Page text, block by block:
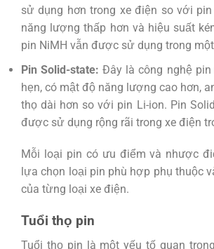
sử dụng hơn trong xe điện so với
năng lượng thấp hơn và hiệu suất
pin NiMH vẫn được sử dụng trong
Pin Solid-state: Đây là công nghệ
hẹn, có mật độ năng lượng cao hơn,
thọ dài hơn so với pin Li-ion. Pin
được sử dụng rộng rãi trong xe điện
Mỗi loại pin có ưu điểm và nhược
lựa chọn loại pin phù hợp phụ thuộc
của từng loại xe điện.
Tuổi thọ pin
Tuổi thọ pin là một yếu tố quan